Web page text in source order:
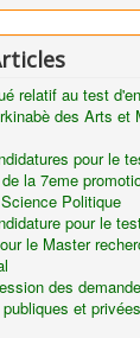
relatif au test
des Arts et
pour le
la 7eme
Politique
pour le
le Master
des
et